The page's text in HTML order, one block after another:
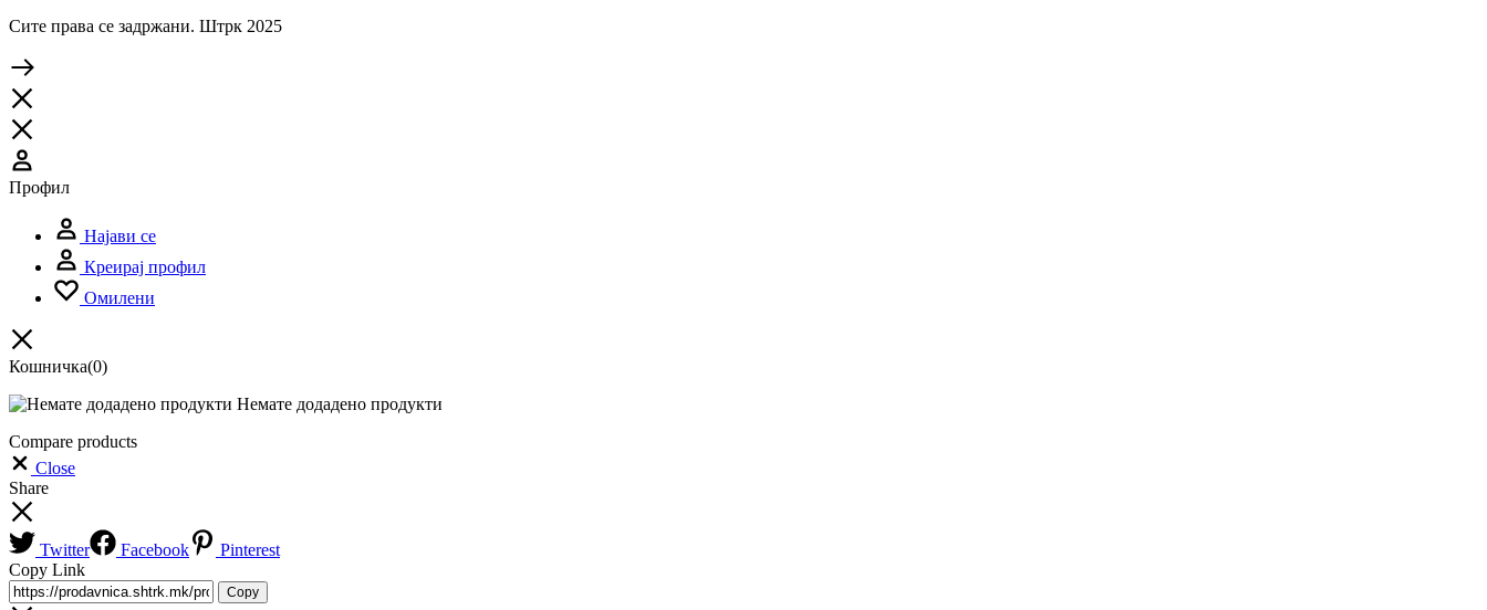
Сите права се задржани. Штрк 2025
Профил
Најави се
Креирај профил
Омилени
Кошничка(0)
Немате додадено продукти
Compare products
Close
Share
Twitter Facebook
Pinterest
Copy Link
Copy